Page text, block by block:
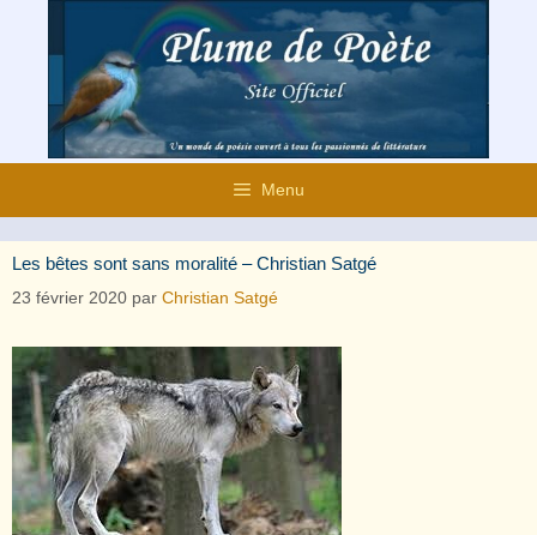
contenu
Menu
Les bêtes sont sans moralité – Christian Satgé
23 février 2020 par Christian Satgé